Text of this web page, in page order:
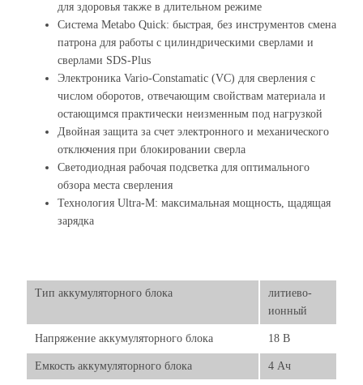
для здоровья также в длительном режиме
Система Metabo Quick: быстрая, без инструментов смена
патрона для работы с цилиндрическими сверлами и
сверлами SDS-Plus
Электроника Vario-Constamatic (VC) для сверления с
числом оборотов, отвечающим свойствам материала и
остающимся практически неизменным под нагрузкой
Двойная защита за счет электронного и механического
отключения при блокировании сверла
Светодиодная рабочая подсветка для оптимального
обзора места сверления
Технология Ultra-M: максимальная мощность, щадящая
зарядка
Тип аккумуляторного блока
литиево-
ионный
Напряжение аккумуляторного блока 18 В
Емкость аккумуляторного блока 4 Ач